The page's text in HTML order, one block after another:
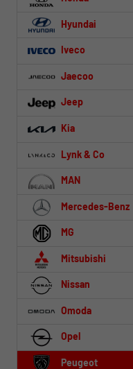
Hyundai
Iveco
Jaecoo
Jeep
Kia
Lynk & Co
MAN
Mercedes-Benz
MG
Mitsubishi
Nissan
Omoda
Opel
Peugeot